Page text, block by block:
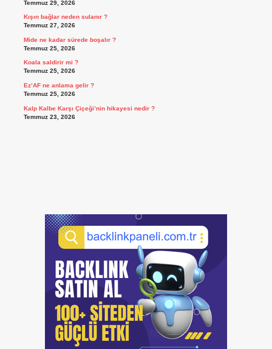
Temmuz 29, 2026
Kışın bağlar neden sulanır ?
Temmuz 27, 2026
Mide ne kadar sürede boşalır ?
Temmuz 25, 2026
Koala saldirir mi ?
Temmuz 25, 2026
Ez’AF ne anlama gelir ?
Temmuz 25, 2026
Kalp Kalbe Karşı Çiçeği’nin hikayesi nedir ?
Temmuz 23, 2026